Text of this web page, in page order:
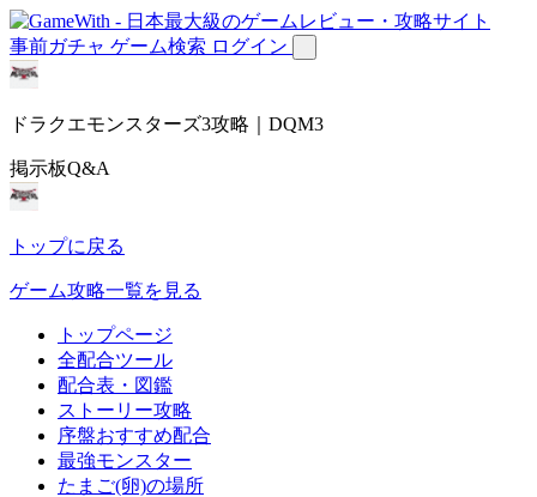
事前ガチャ ゲーム検索 ログイン
ドラクエモンスターズ3攻略｜DQM3
掲示板Q&A
トップに戻る
ゲーム攻略一覧を見る
トップページ
全配合ツール
配合表・図鑑
ストーリー攻略
序盤おすすめ配合
最強モンスター
たまご(卵)の場所